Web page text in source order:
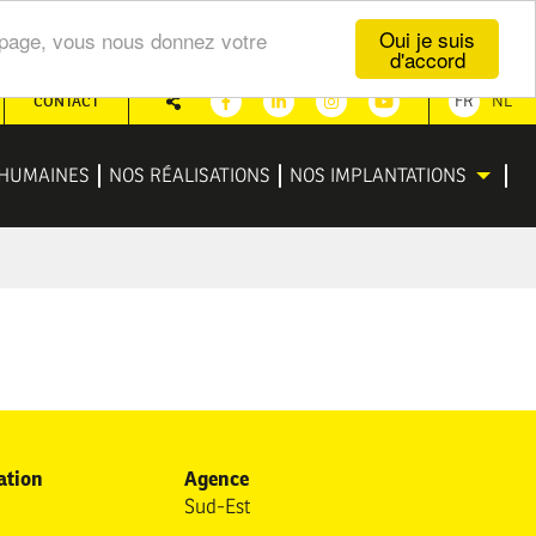
Oui je suis
d'accord
vous nous donnez votre
NOS RÉALISATIONS NOS IMPLANTATIONS
CONTACT
FacebookLinkedinInstagramYoutube
Partager
FR NL
Agence
Sud-Est